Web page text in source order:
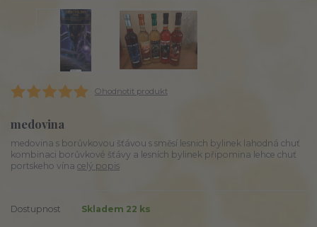
Ohodnotit produkt
medovina
medovina s borůvkovou šťávou s směsí lesnich bylinek lahodná chuť
kombinaci borůvkové šťávy a lesních bylinek připomina lehce chuť
portskeho vína celý popis
Dostupnost Skladem 22 ks